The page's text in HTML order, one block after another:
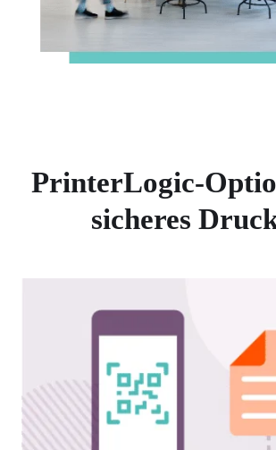
PrinterLogic-
sicheres